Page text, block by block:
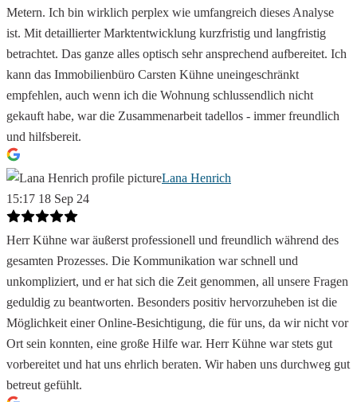
Metern. Ich bin wirklich perplex wie umfangreich dieses Analyse
ist. Mit detaillierter Marktentwicklung kurzfristig und langfristig
betrachtet. Das ganze alles optisch sehr ansprechend aufbereitet. Ich
kann das Immobilienbüro Carsten Kühne uneingeschränkt
empfehlen, auch wenn ich die Wohnung schlussendlich nicht
gekauft habe, war die Zusammenarbeit tadellos - immer freundlich
und hilfsbereit.
Lana Henrich
15:17 18 Sep 24
Herr Kühne war äußerst professionell und freundlich während des
gesamten Prozesses. Die Kommunikation war schnell und
unkompliziert, und er hat sich die Zeit genommen, all unsere Fragen
geduldig zu beantworten. Besonders positiv hervorzuheben ist die
Möglichkeit einer Online-Besichtigung, die für uns, da wir nicht vor
Ort sein konnten, eine große Hilfe war. Herr Kühne war stets gut
vorbereitet und hat uns ehrlich beraten. Wir haben uns durchweg gut
betreut gefühlt.